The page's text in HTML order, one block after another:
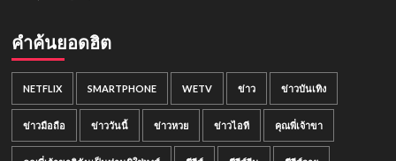
คำค้นยอดฮิต
NETFLIX SMARTPHONE WETV ข่าว ข่าวบันเทิง
ข่าวมือถือ ข่าววันนี้ ข่าวหวย ข่าวไอที คุณพี่เจ้าขา